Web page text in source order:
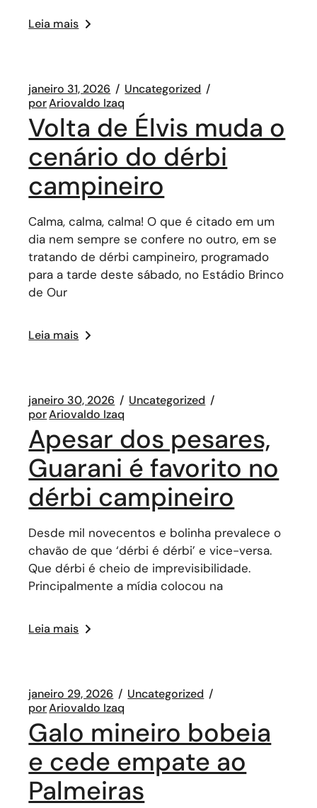
Leia mais
janeiro 31, 2026
Uncategorized
porAriovaldo Izaq
Volta de Élvis muda o
cenário do dérbi
campineiro
Calma, calma, calma! O que é citado em um
dia nem sempre se confere no outro, em se
tratando de dérbi campineiro, programado
para a tarde deste sábado, no Estádio Brinco
de Our
Leia mais
janeiro 30, 2026
Uncategorized
porAriovaldo Izaq
Apesar dos pesares,
Guarani é favorito no
dérbi campineiro
Desde mil novecentos e bolinha prevalece o
chavão de que ‘dérbi é dérbi’ e vice-versa.
Que dérbi é cheio de imprevisibilidade.
Principalmente a mídia colocou na
Leia mais
janeiro 29, 2026
Uncategorized
porAriovaldo Izaq
Galo mineiro bobeia
e cede empate ao
Palmeiras